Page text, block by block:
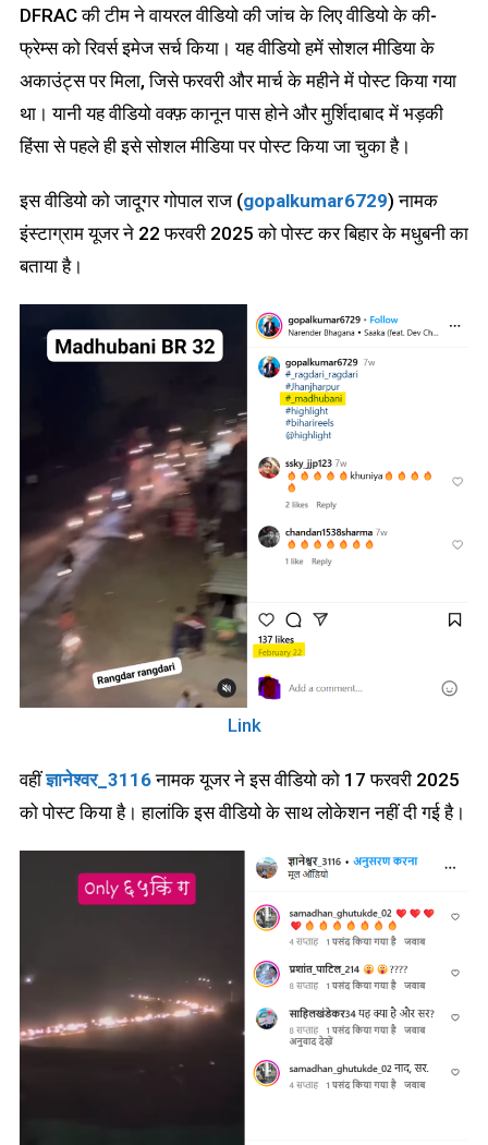
DFRAC की टीम ने वायरल वीडियो की जांच के लिए वीडियो के की-
फ्रेम्स को रिवर्स इमेज सर्च किया। यह वीडियो हमें सोशल मीडिया के
अकाउंट्स पर मिला, जिसे फरवरी और मार्च के महीने में पोस्ट किया गया
था। यानी यह वीडियो वक्फ़ कानून पास होने और मुर्शिदाबाद में भड़की
हिंसा से पहले ही इसे सोशल मीडिया पर पोस्ट किया जा चुका है।
इस वीडियो को जादूगर गोपाल राज (gopalkumar6729) नामक
इंस्टाग्राम यूजर ने 22 फरवरी 2025 को पोस्ट कर बिहार के मधुबनी का
बताया है।
Link
वहींज्ञानेश्वर_3116नामक यूजर ने इस वीडियो को 17 फरवरी 2025
को पोस्ट किया है। हालांकि इस वीडियो के साथ लोकेशन नहीं दी गई है।